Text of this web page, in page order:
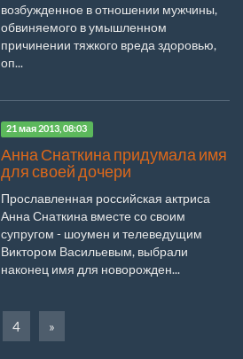
возбужденное в отношении мужчины,
обвиняемого в умышленном
причинении тяжкого вреда здоровью,
оп...
21 мая 2013, 08:03
Анна Снаткина придумала имя
для своей дочери
Прославленная российская актриса
Анна Снаткина вместе со своим
супругом - шоумен и телеведущим
Виктором Васильевым, выбрали
наконец имя для новорожден...
4 »